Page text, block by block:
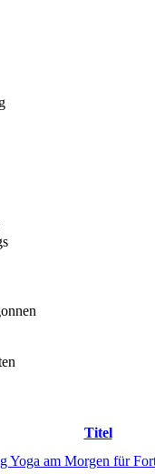
Titel
Yoga am Morgen für